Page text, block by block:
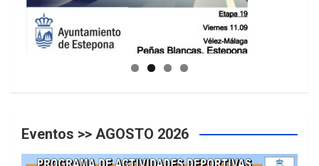
GUIA DE INSTALACIONES DEPORTIVAS
Eventos >> AGOSTO 2026